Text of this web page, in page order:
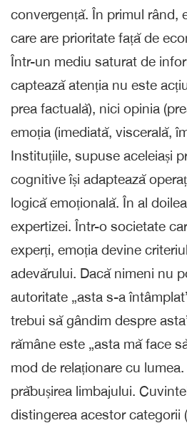
convergență. În primul rând,
care are prioritate față de
Într-un mediu saturat de
captează atenția nu este
prea factuală), nici opinia
emoția (imediată, viscerală,
Instituțiile, supuse aceleiași
cognitive își adaptează
logică emoțională. În al
expertizei. Într-o societate
experți, emoția devine
adevărului. Dacă nimeni nu
autoritate „asta s-a
trebui să gândim despre
rămâne este „asta mă face
mod de relaționare cu
prăbușirea limbajului.
distingerea acestor categorii